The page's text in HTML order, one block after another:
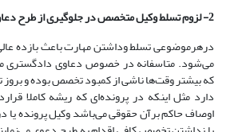
2- لزوم
تسلط وکیل متخصص در جلوگیری از طرح
درهرموضوعی تسلط وداشتن مهارت باعث بازده عالی
می‌شود. متاسفانه در خصوص دعاوی دادگستری
که بیشتر وقت‌ها ناشی از کمبود تخصص بوده و بروز
دارد مثل اینکه در پرونده‌ای که ریشه کاملا
اوصاف حاکم برآن حقوقی می‌باشد وکیل پرونده یا